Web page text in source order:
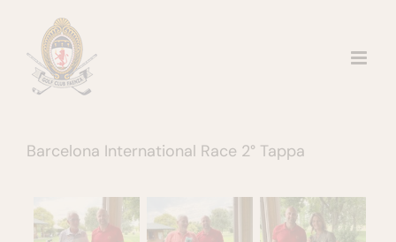
contenuto
Barcelona International Race 2° Tappa